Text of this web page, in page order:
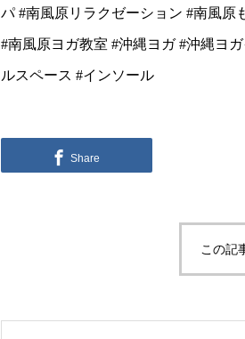
パ #南風原リラクゼーション #南風原
#南風原ヨガ教室 #沖縄ヨガ #沖縄ヨ
ルスペース #インソール
Share
この記